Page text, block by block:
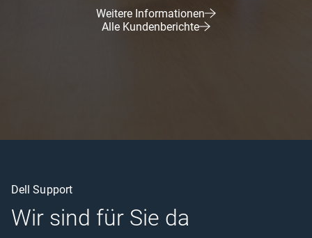
Weitere Informationen
Alle Kundenberichte
Dell Support
Wir sind für Sie da